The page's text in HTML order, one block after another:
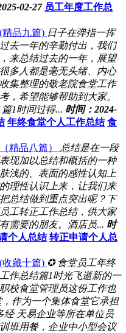
02-27 员工年度工作总
品九篇) 日子在弹指一挥
去一年的辛勤付出，我们
来总结过去的一年，展望
多人都是毫无头绪、内心
集整理的敬老院食堂工作
，希望能够帮助到大家。
1时间过得... 时间：2024-
年终食堂个人工作总结 食
精品八篇）
总结是在一段
现加以总结和概括的一种
浅的、表面的感性认知上
理性认识上来，让我们来
总结做到重点突出呢？下
工转正工作总结，供大家
需要的朋友。酒店员... 时
个人总结 转正申请个人总
藏十篇) ✪ 食堂员工年终
作总结篇1时光飞逝新的一
校食堂管理员这份工作也
作为一个集体食堂它承担
经 天易企业等所在单位员
班用餐，企业中小型会议